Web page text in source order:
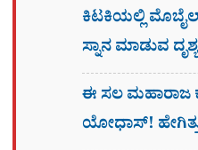
ಕಿಟಕಿಯಲ್ಲಿ
ಸ್ನಾನ ಮಾಡುವ
ಈ ಸಲ ಮಹಾರಾಜ
ಯೋಧಾಸ್​!